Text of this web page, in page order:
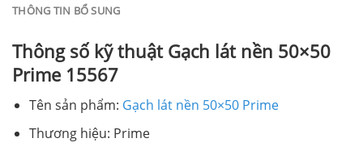
THÔNG TIN BỔ SUNG
Thông số kỹ thuật Gạch lát nền 50×50
Prime 15567
Tên sản phẩm: Gạch lát nền 50×50 Prime
Thương hiệu: Prime